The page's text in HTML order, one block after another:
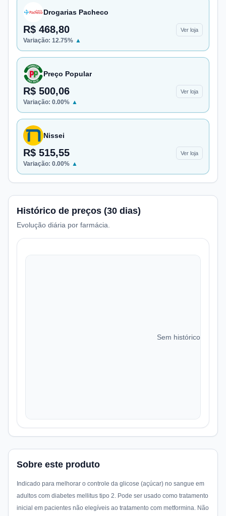
Drogarias Pacheco
R$ 468,80 Ver loja
Variação: 12.75% ▲
Preço Popular
R$ 500,06 Ver loja
Variação: 0.00% ▲
Nissei
R$ 515,55 Ver loja
Variação: 0.00% ▲
Histórico de preços (30 dias)
Evolução diária por farmácia.
Sem histórico de
Sobre este produto
Indicado para melhorar o controle da glicose (açúcar) no sangue em
adultos com diabetes mellitus tipo 2. Pode ser usado como tratamento
inicial em pacientes não elegíveis ao tratamento com metformina. Não